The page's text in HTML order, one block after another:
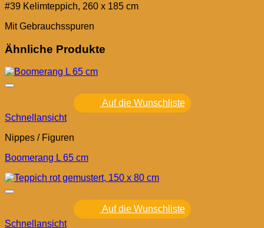
#39 Kelimteppich, 260 x 185 cm
Mit Gebrauchsspuren
Ähnliche Produkte
Auf die Wunschliste
Schnellansicht
Nippes / Figuren
Boomerang L 65 cm
Auf die Wunschliste
Schnellansicht